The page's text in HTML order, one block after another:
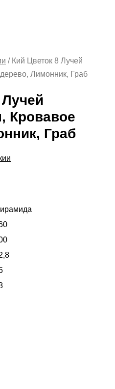
/ Кий Цветок 8 Лучей
Лимонник, Граб
Кровавое
Граб